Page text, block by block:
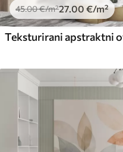
45.00€/m²27.00 €/m²